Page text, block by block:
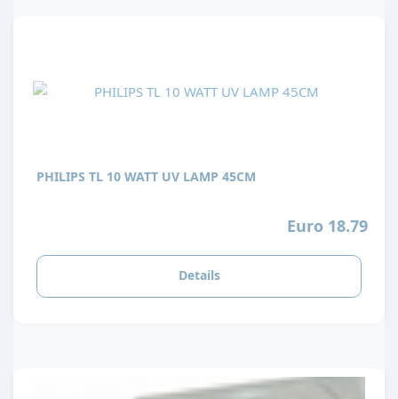
PHILIPS TL 10 WATT UV LAMP 45CM
Euro 18.79
Details